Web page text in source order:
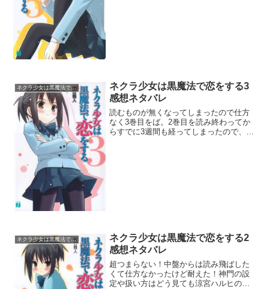
ネクラ少女は黒魔法で恋をする
ネクラ少女は黒魔法で恋をする3
感想ネタバレ
読むものが無くなってしまったので仕方
なく3巻目をば。2巻目を読み終わってか
らすでに3週間も経ってしまったので、あ
ネクラ少女は黒魔法で恋をする
ネクラ少女は黒魔法で恋をする2
感想ネタバレ
超つまらない！中盤からは読み飛ばした
くて仕方なかったけど耐えた！神門の設
定や扱い方はどう見ても涼宮ハルヒのパ